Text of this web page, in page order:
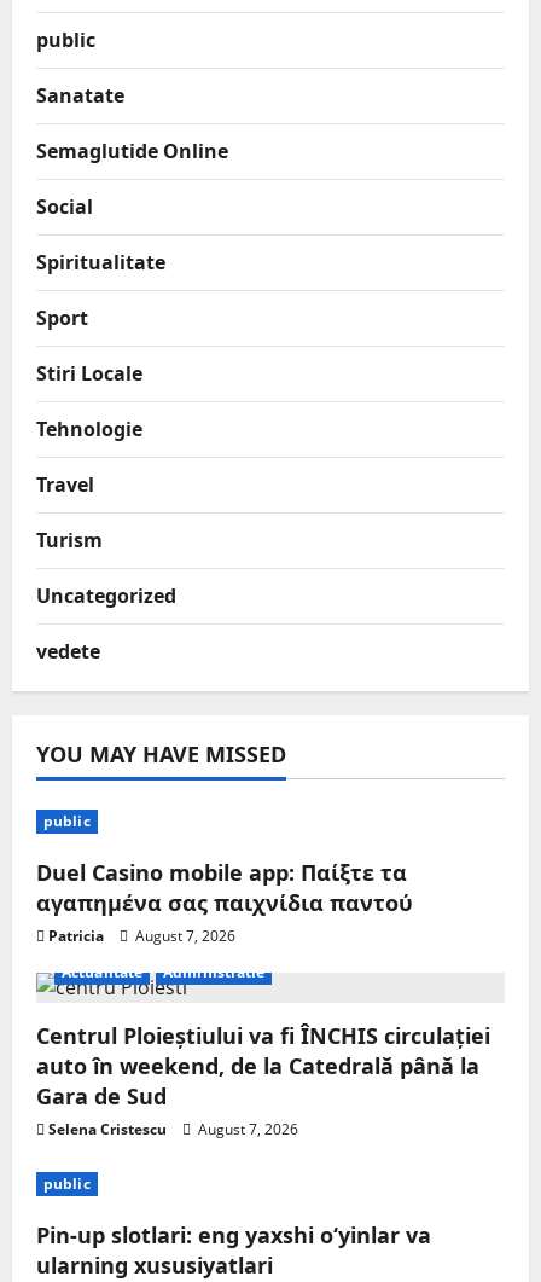
public
Sanatate
Semaglutide Online
Social
Spiritualitate
Sport
Stiri Locale
Tehnologie
Travel
Turism
Uncategorized
vedete
YOU MAY HAVE MISSED
public
Duel Casino mobile app: Παίξτε τα
αγαπημένα σας παιχνίδια παντού
Patricia
August 7, 2026
Actualitate
Administratie
Centrul Ploieștiului va fi ÎNCHIS circulației
auto în weekend, de la Catedrală până la
Gara de Sud
Selena Cristescu August 7, 2026
public
Pin-up slotlari: eng yaxshi o‘yinlar va
ularning xususiyatlari